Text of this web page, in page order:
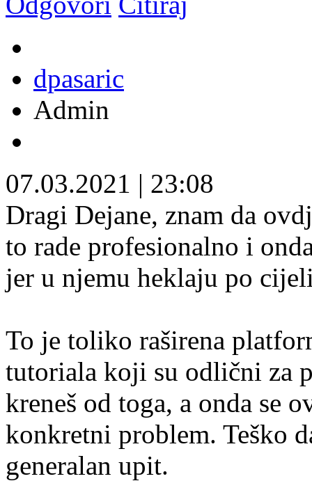
dpasaric
Admin
07.03.2021 | 23:08
Dragi Dejane, znam da
to rade profesionalno i
jer u njemu heklaju po
To je toliko raširena
tutoriala koji su odlični za
kreneš od toga, a onda se
konkretni problem. Teško
generalan upit.